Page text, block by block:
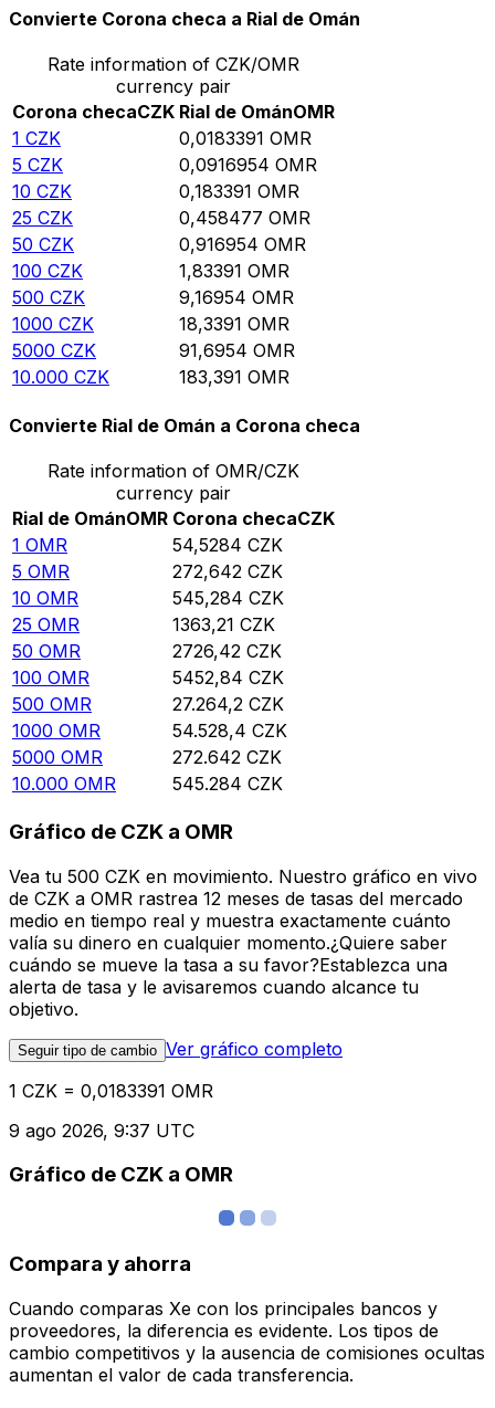
Convierte Corona checa a Rial de Omán
Rate information of CZK/OMR
currency pair
Corona checaCZK Rial de OmánOMR
1 CZK 0,0183391 OMR
5 CZK 0,0916954 OMR
10 CZK 0,183391 OMR
25 CZK 0,458477 OMR
50 CZK 0,916954 OMR
100 CZK 1,83391 OMR
500 CZK 9,16954 OMR
1000 CZK 18,3391 OMR
5000 CZK 91,6954 OMR
10.000 CZK 183,391 OMR
Convierte Rial de Omán a Corona checa
Rate information of OMR/CZK
currency pair
Rial de OmánOMR Corona checaCZK
1 OMR 54,5284 CZK
5 OMR 272,642 CZK
10 OMR 545,284 CZK
25 OMR 1363,21 CZK
50 OMR 2726,42 CZK
100 OMR 5452,84 CZK
500 OMR 27.264,2 CZK
1000 OMR 54.528,4 CZK
5000 OMR 272.642 CZK
10.000 OMR 545.284 CZK
Gráfico de CZK a OMR
Vea tu 500 CZK en movimiento. Nuestro gráfico en vivo
de CZK a OMR rastrea 12 meses de tasas del mercado
medio en tiempo real y muestra exactamente cuánto
valía su dinero en cualquier momento.¿Quiere saber
cuándo se mueve la tasa a su favor?Establezca una
alerta de tasa y le avisaremos cuando alcance tu
objetivo.
Seguir tipo de cambio Ver gráfico completo
1 CZK = 0,0183391 OMR
9 ago 2026, 9:37 UTC
Gráfico de CZK a OMR
Compara y ahorra
Cuando comparas Xe con los principales bancos y
proveedores, la diferencia es evidente. Los tipos de
cambio competitivos y la ausencia de comisiones ocultas
aumentan el valor de cada transferencia.